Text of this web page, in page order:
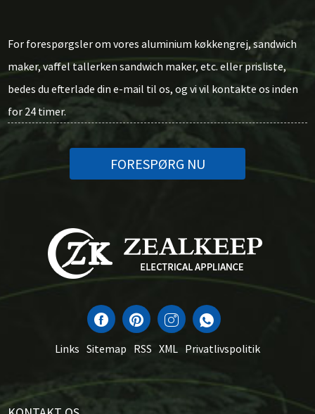
For forespørgsler om vores aluminium køkkengrej, sandwich
maker, vaffel tallerken sandwich maker, etc. eller prisliste,
bedes du efterlade din e-mail til os, og vi vil kontakte os inden
for 24 timer.
FORESPØRG NU
Links Sitemap RSS XML Privatlivspolitik